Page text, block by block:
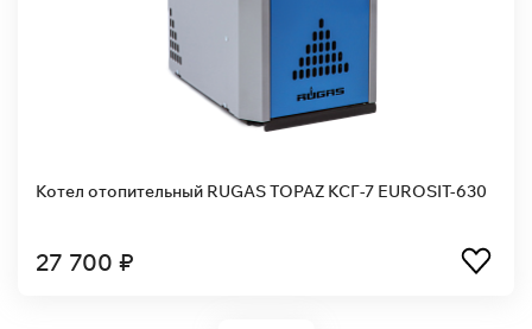
630
Котел отопительный RUGAS Almaz КСГ-12.5